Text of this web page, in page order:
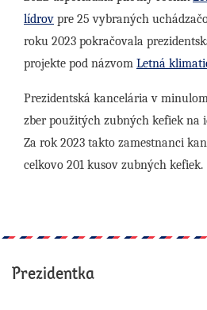
lídrov pre 25 vybraných
roku 2023 pokračovala
projekte pod názvom Letná
Prezidentská kancelária v
zber použitých zubných kefiek na
Za rok 2023 takto zamestnanci
celkovo 201 kusov zubných kefiek.
Prezidentka